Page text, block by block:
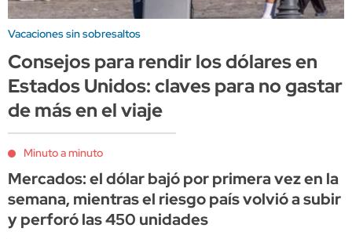
Vacaciones sin sobresaltos
Consejos para rendir los dólares en
Estados Unidos: claves para no gastar
de más en el viaje
Minuto a minuto
Mercados: el dólar bajó por primera vez en la
semana, mientras el riesgo país volvió a subir
y perforó las 450 unidades